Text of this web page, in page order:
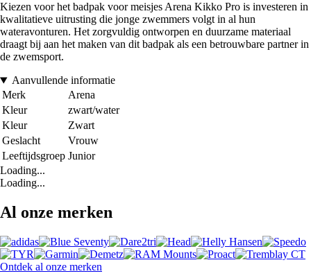
Kiezen voor het badpak voor meisjes Arena Kikko Pro is investeren in
kwalitatieve uitrusting die jonge zwemmers volgt in al hun
wateravonturen. Het zorgvuldig ontworpen en duurzame materiaal
draagt bij aan het maken van dit badpak als een betrouwbare partner in
de zwemsport.
Aanvullende informatie
Merk
Arena
Kleur
zwart/water
Kleur
Zwart
Geslacht
Vrouw
Leeftijdsgroep Junior
Loading...
Loading...
Al onze merken
Ontdek al onze merken